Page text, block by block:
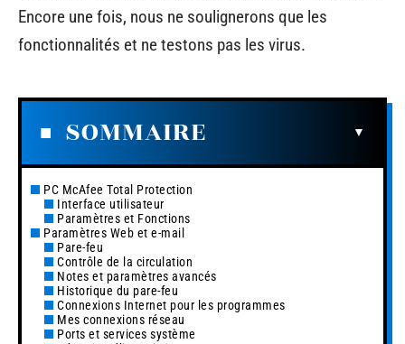
Encore une fois, nous ne soulignerons que les
fonctionnalités et ne testons pas les virus.
SOMMAIRE
PC McAfee Total Protection
Interface utilisateur
Paramètres et Fonctions
Paramètres Web et e-mail
Pare-feu
Contrôle de la circulation
Notes et paramètres avancés
Historique du pare-feu
Connexions Internet pour les programmes
Mes connexions réseau
Ports et services système